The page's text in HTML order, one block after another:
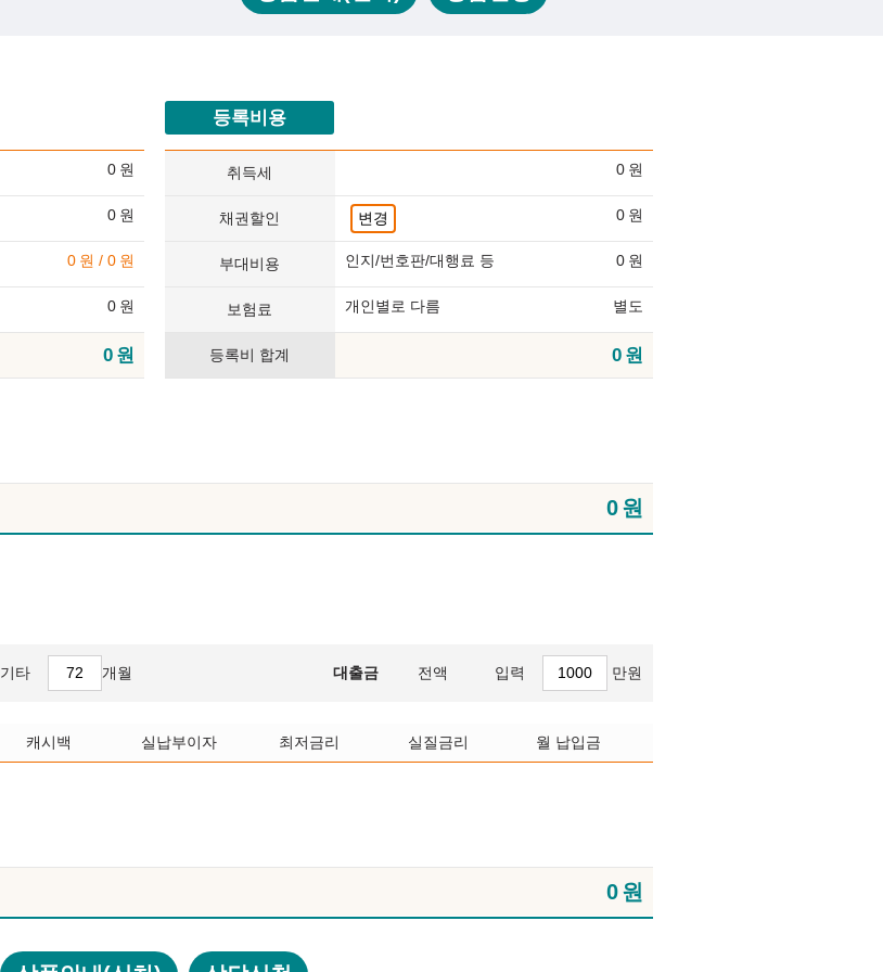
0 원
0 원
0 원 / 0 원
0 원
0 원
등록비용
취득세 0 원
채권할인 변경 0 원
부대비용 인지/번호판/대행료 등 0 원
보험료 개인별로 다름 별도
등록비 합계 0 원
0원
기타 개월 대출금 전액 입력 만원
캐시백 실납부이자 최저금리 실질금리 월 납입금
0원